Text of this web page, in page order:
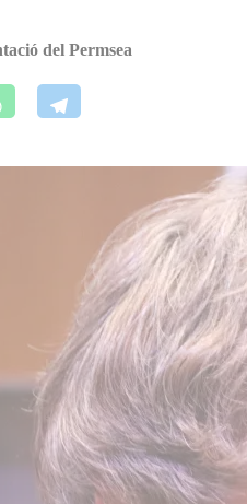
del Permsea